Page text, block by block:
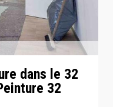
dans le 32
32